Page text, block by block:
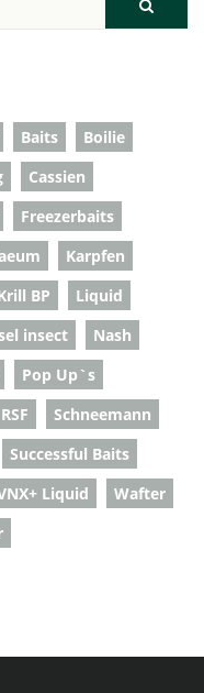
Baits
Boilie
Cassien
Freezerbaits
Karpfen
BP
Liquid
insect
Nash
Pop Up`s
RSF
Schneemann
Successful Baits
Liquid
Wafter